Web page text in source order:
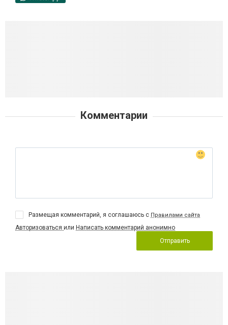
Комментарии
Размещая комментарий, я соглашаюсь с Правилами сайта
Авторизоваться или Написать комментарий анонимно
Отправить